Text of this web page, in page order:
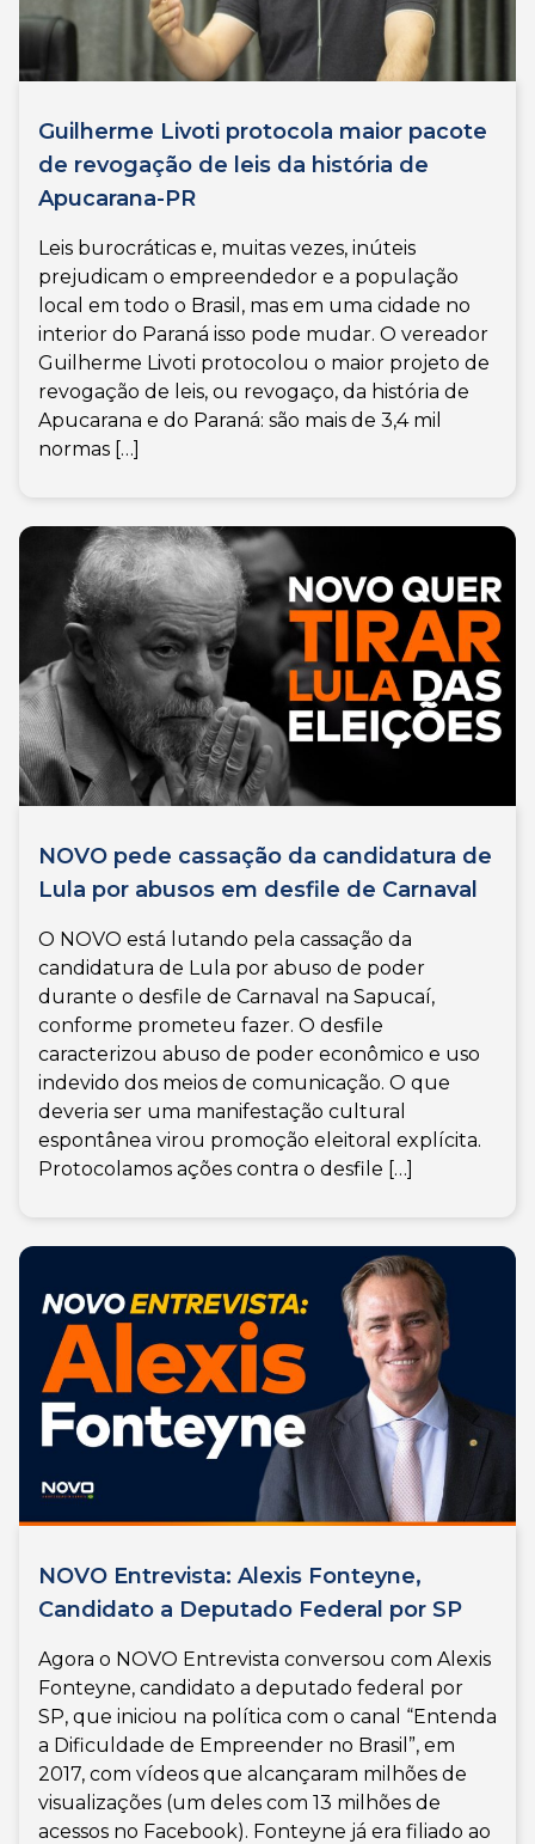
Guilherme Livoti protocola maior pacote
de revogação de leis da história de
Apucarana-PR
Leis burocráticas e, muitas vezes, inúteis
prejudicam o empreendedor e a população
local em todo o Brasil, mas em uma cidade no
interior do Paraná isso pode mudar. O vereador
Guilherme Livoti protocolou o maior projeto de
revogação de leis, ou revogaço, da história de
Apucarana e do Paraná: são mais de 3,4 mil
normas […]
NOVO pede cassação da candidatura de
Lula por abusos em desfile de Carnaval
O NOVO está lutando pela cassação da
candidatura de Lula por abuso de poder
durante o desfile de Carnaval na Sapucaí,
conforme prometeu fazer. O desfile
caracterizou abuso de poder econômico e uso
indevido dos meios de comunicação. O que
deveria ser uma manifestação cultural
espontânea virou promoção eleitoral explícita.
Protocolamos ações contra o desfile […]
NOVO Entrevista: Alexis Fonteyne,
Candidato a Deputado Federal por SP
Agora o NOVO Entrevista conversou com Alexis
Fonteyne, candidato a deputado federal por
SP, que iniciou na política com o canal “Entenda
a Dificuldade de Empreender no Brasil”, em
2017, com vídeos que alcançaram milhões de
visualizações (um deles com 13 milhões de
acessos no Facebook). Fonteyne já era filiado ao